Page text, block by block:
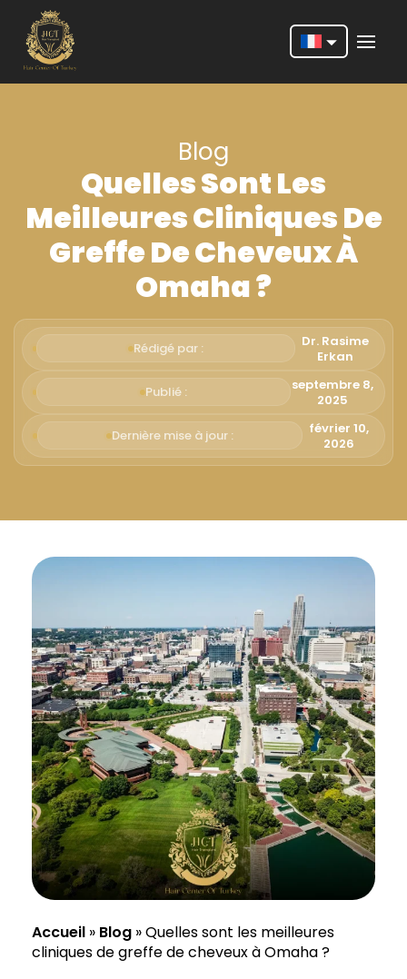
Deutsch
Português
Español
Italiano
Русский
Български
Blog
Quelles Sont Les
Meilleures Cliniques De
Greffe De Cheveux À
Omaha ?
Rédigé par :
Dr. Rasime
Erkan
Publié :
septembre 8,
2025
Dernière mise à jour :
février 10,
2026
Accueil » Blog »Quelles sont les meilleures
cliniques de greffe de cheveux à Omaha ?